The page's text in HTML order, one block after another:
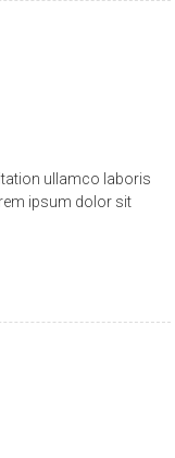
ullamco laboris
ipsum dolor sit